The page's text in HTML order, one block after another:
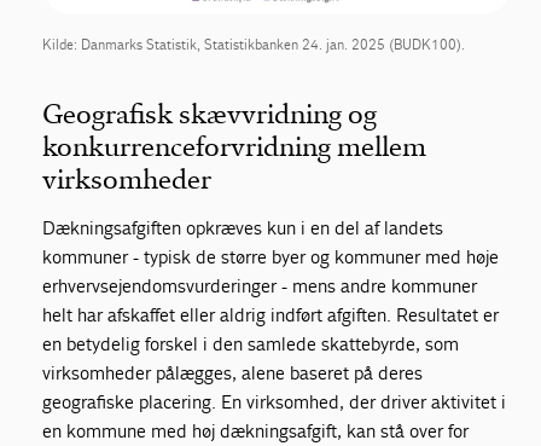
Kilde: Danmarks Statistik, Statistikbanken 24. jan. 2025 (BUDK100).
Geografisk skævvridning og
konkurrenceforvridning mellem
virksomheder
Dækningsafgiften opkræves kun i en del af landets
kommuner - typisk de større byer og kommuner med høje
erhvervsejendomsvurderinger - mens andre kommuner
helt har afskaffet eller aldrig indført afgiften. Resultatet er
en betydelig forskel i den samlede skattebyrde, som
virksomheder pålægges, alene baseret på deres
geografiske placering. En virksomhed, der driver aktivitet i
en kommune med høj dækningsafgift, kan stå over for